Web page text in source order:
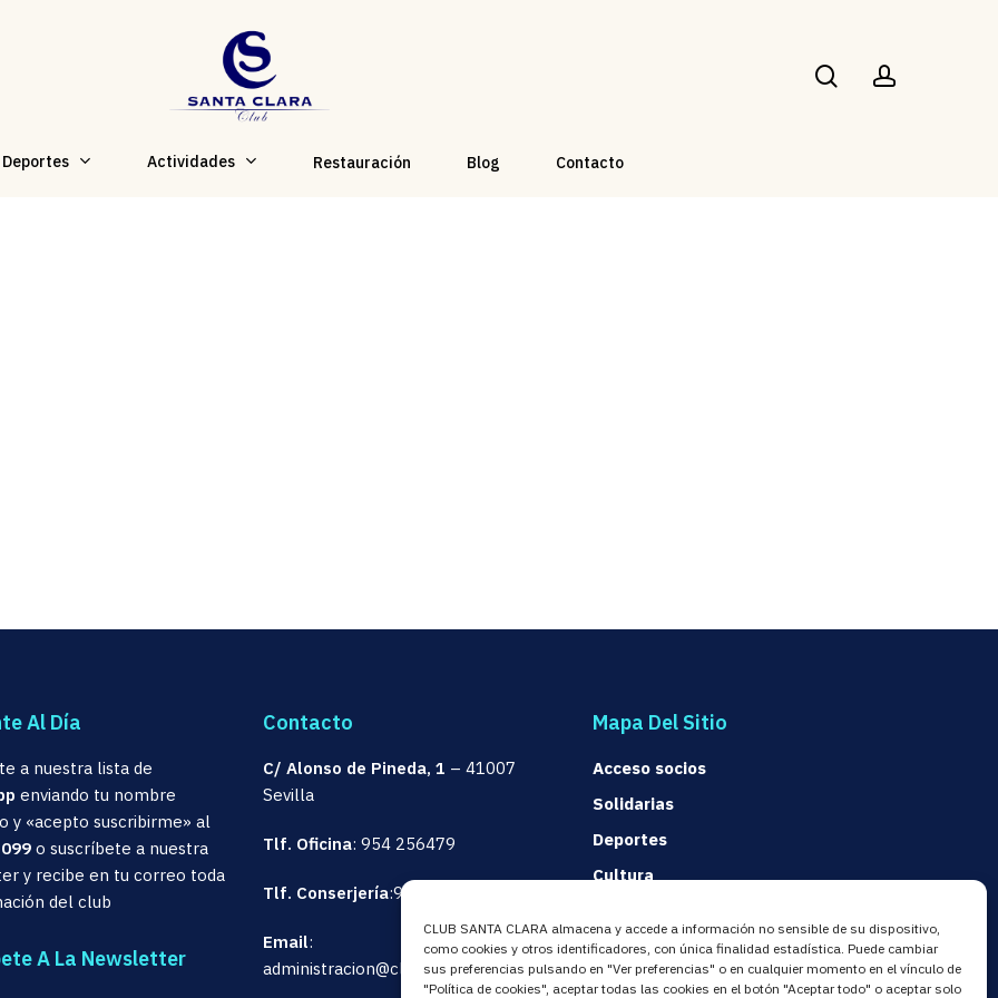
CLUB SANTA CLARA almacena y accede a información no sensible de su dispositivo,
como cookies y otros identificadores, con única finalidad estadística. Puede cambiar
sus preferencias pulsando en "Ver preferencias" o en cualquier momento en el vínculo de
"Política de cookies", aceptar todas las cookies en el botón "Aceptar todo" o aceptar solo
Deportes Actividades Restauración Blog Contacto
Al Día
a nuestra lista de
enviando tu nombre
y «acepto suscribirme» al
o suscríbete a nuestra
y recibe en tu correo toda
del club
A La Newsletter
Contacto
C/ Alonso de Pineda, 1 – 41007
Sevilla
Tlf. Oficina: 954 256479
Tlf. Conserjería:954 516476
Email:
administracion@clubsantaclara.es
Mapa Del Sitio
Acceso socios
Solidarias
Deportes
Cultura